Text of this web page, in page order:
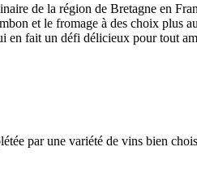
de la région de Bretagne en
et le fromage à des choix plus
en fait un défi délicieux pour tout
par une variété de vins bien